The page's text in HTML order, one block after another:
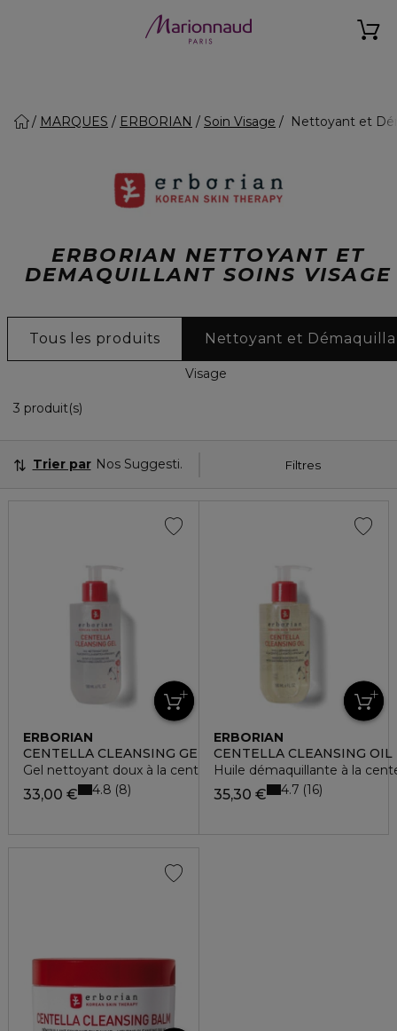
MARQUES ERBORIAN Soin Visage Nettoyant et
ERBORIAN NETTOYANT ET
DEMAQUILLANT SOINS VISAGE
Tous les produits Nettoyant et
Visage
3 produit(s)
Filtres
Trier par Nos Suggestions
ERBORIAN
CENTELLA CLEANSING GEL
Gel nettoyant doux à la centella asiatica apaisante
33,00 € 4.8 8
ERBORIAN
CENTELLA CLEANSING OIL
Huile démaquillante à la
35,30 € 4.7 16